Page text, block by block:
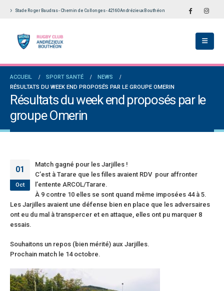
Stade Roger Baudras - Chemin de Collonges - 42160 Andrézieux Bouthéon
ACCUEIL SPORT SANTÉ
NEWS
RÉSULTATS DU WEEK END PROPOSÉS PAR LE GROUPE OMERIN
Résultats du week end proposés par le
groupe Omerin
01
Oct
Match gagné pour les Jarjilles !
C’est à Tarare que les filles avaient RDV pour affronter
l’entente ARCOL/Tarare.
À 9 contre 10 elles se sont quand même imposées 44 à 5.
Les Jarjilles avaient une défense bien en place que les adversaires
ont eu du mal à transpercer et en attaque, elles ont pu marquer 8
essais.
Souhaitons un repos (bien mérité) aux Jarjilles.
Prochain match le 14 octobre.
les +35 des « 5glés » vice-
seniors garçons par Philippe Buffevant
Progrès
2 et Fédérale B: finir sur une bonne note
vieilles connaissances et un nouveau venu
6 juillet 2026
18 juin 2026